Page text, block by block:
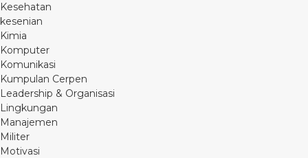
Kesehatan
kesenian
Kimia
Komputer
Komunikasi
Kumpulan Cerpen
Leadership & Organisasi
Lingkungan
Manajemen
Militer
Motivasi